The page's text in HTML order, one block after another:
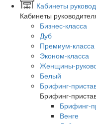
Кабинеты
Кабинеты
Бизнес-класса
Дуб
Премиум-класса
Эконом-класса
Женщины-
Белый
Брифинг-
Брифинг-
Брифинг-
Венге